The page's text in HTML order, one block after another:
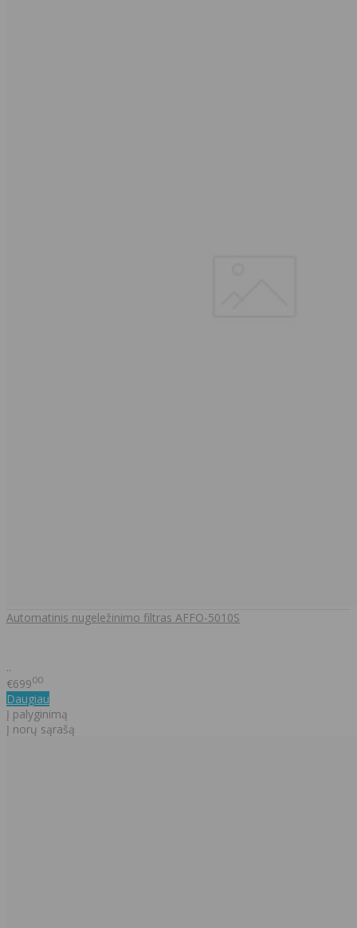
Automatinis nugeležinimo filtras AFFO-5010S
..
€69900
Daugiau
Į palyginimą
Į norų sąrašą